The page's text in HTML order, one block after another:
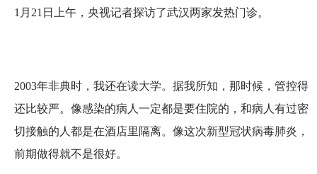
1月21日上午，央视记者探访了武汉两家发热门诊。
2003年非典时，我还在读大学。据我所知，那时候，管控得
还比较严。像感染的病人一定都是要住院的，和病人有过密
切接触的人都是在酒店里隔离。像这次新型冠状病毒肺炎，
前期做得就不是很好。